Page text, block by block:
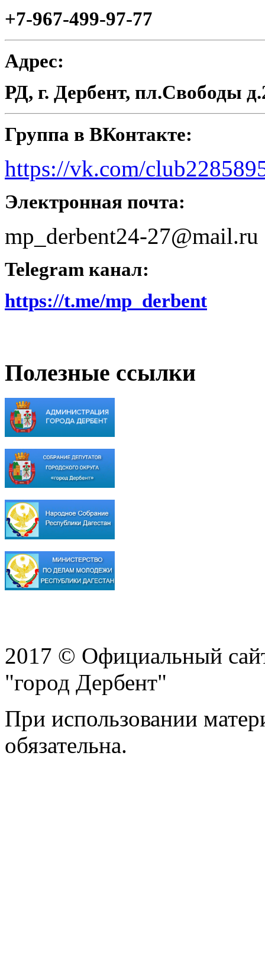
+7-967-499-97-77
Адрес:
РД, г. Дербент, пл.Свободы
Группа в ВКонтакте:
https://vk.com/
Электронная почта:
mp_derbent24-27@mail.ru
Telegram канал:
https://t.me/mp_derbent
Полезные ссылки
2017 © Официальный
"город Дербент"
При использовании
обязательна.